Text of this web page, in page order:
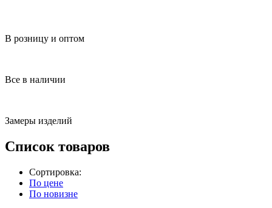
В розницу и оптом
Все в наличии
Замеры изделий
Список товаров
Сортировка:
По цене
По новизне